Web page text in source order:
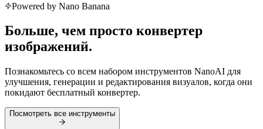
Powered by Nano Banana
Больше, чем просто конвертер
изображений.
Познакомьтесь со всем набором инструментов NanoAI для
улучшения, генерации и редактирования визуалов, когда они
покидают бесплатный конвертер.
Посмотреть все инструменты